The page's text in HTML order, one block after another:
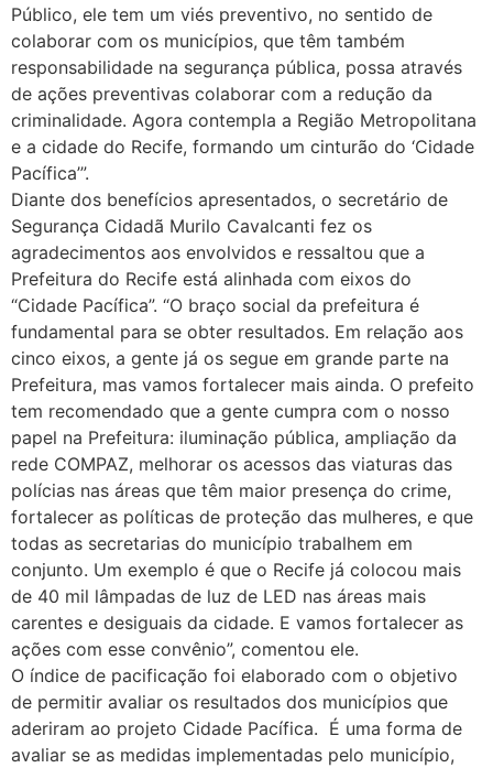
Público, ele tem um viés preventivo, no sentido de
colaborar com os municípios, que têm também
responsabilidade na segurança pública, possa através
de ações preventivas colaborar com a redução da
criminalidade. Agora contempla a Região Metropolitana
e a cidade do Recife, formando um cinturão do ‘Cidade
Pacífica’”.
Diante dos benefícios apresentados, o secretário de
Segurança Cidadã Murilo Cavalcanti fez os
agradecimentos aos envolvidos e ressaltou que a
Prefeitura do Recife está alinhada com eixos do
“Cidade Pacífica”. “O braço social da prefeitura é
fundamental para se obter resultados. Em relação aos
cinco eixos, a gente já os segue em grande parte na
Prefeitura, mas vamos fortalecer mais ainda. O prefeito
tem recomendado que a gente cumpra com o nosso
papel na Prefeitura: iluminação pública, ampliação da
rede COMPAZ, melhorar os acessos das viaturas das
polícias nas áreas que têm maior presença do crime,
fortalecer as políticas de proteção das mulheres, e que
todas as secretarias do município trabalhem em
conjunto. Um exemplo é que o Recife já colocou mais
de 40 mil lâmpadas de luz de LED nas áreas mais
carentes e desiguais da cidade. E vamos fortalecer as
ações com esse convênio”, comentou ele.
O índice de pacificação foi elaborado com o objetivo
de permitir avaliar os resultados dos municípios que
aderiram ao projeto Cidade Pacífica. É uma forma de
avaliar se as medidas implementadas pelo município,